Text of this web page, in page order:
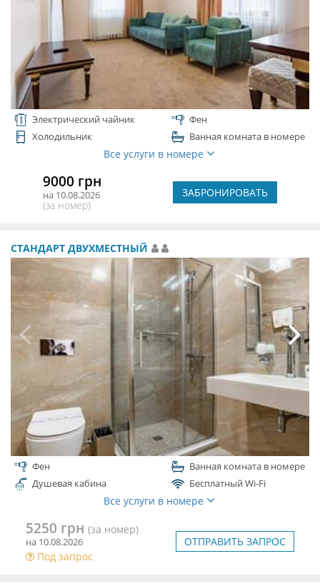
Электрический чайник
Фен
Холодильник
Ванная комната в номере
Все услуги в номере
9000 грн
на 10.08.2026
(за номер)
ЗАБРОНИРОВАТЬ
СТАНДАРТ ДВУХМЕСТНЫЙ
Фен
Ванная комната в номере
Душевая кабина
Бесплатный Wi-Fi
Все услуги в номере
5250 грн (за номер)
на 10.08.2026
Под запрос
ОТПРАВИТЬ ЗАПРОС